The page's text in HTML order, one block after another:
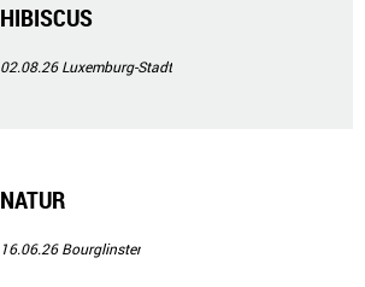
HIBISCUS
02.08.26Luxemburg-Stadt
NATUR
16.06.26Bourglinster